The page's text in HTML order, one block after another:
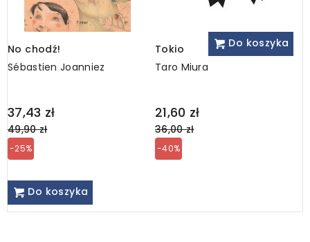
No chodź!
Sébastien Joanniez
37,43 zł
Regular
price
49,90 zł
-25%
Do koszyka
Tokio
Taro Miura
21,60 zł
Regular
price
36,00 zł
-40%
Do koszyka